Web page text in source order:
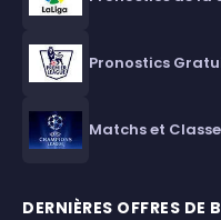
Pronostics
Matchs et
DERNIÈRES OFFRES DE